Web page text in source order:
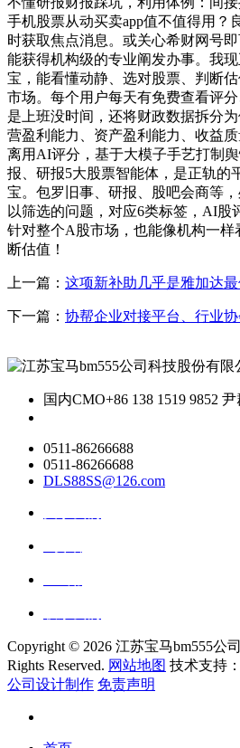
手机股票从动买卖app值不值得用？
时获取焦点消息。或关心希财网号
能获得机构级的专业阐发办事。我
宝，能看懂动静、选对股票、判断
市场。每个用户每天有免费查看评
是上班没时间，还将财政数据拆分
营盈利能力、资产盈利能力、收益
离用AI评分，基于大模子手艺打制
报、研报5大股票智能体，是正轨的
宝。包罗旧事、研报、股吧会商等
以筛选的问题，对应6类标签，AI股
针对整个A股市场，也能像机构一样
断估值！
上一篇： 这项新补助几乎是雅加达最
下一篇： 协帮企业对接平台、行业
国内CMO+86 138 1519 9852
0511-86266688
0511-86266688
DLS88SS@126.com
Copyright © 2026 江苏宝马bm555公
Rights Reserved. 网站地图 技术支持：
公司设计制作 免责声明